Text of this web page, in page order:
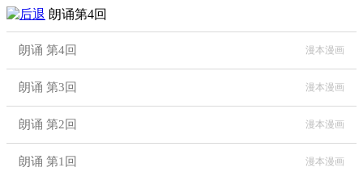
朗诵第4回
朗诵 第4回 漫本漫画
朗诵 第3回 漫本漫画
朗诵 第2回 漫本漫画
朗诵 第1回 漫本漫画